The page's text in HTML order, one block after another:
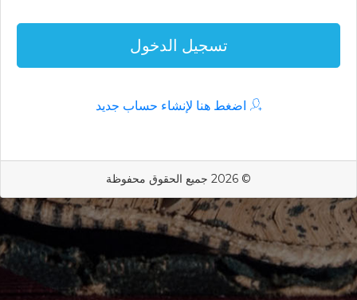
تسجيل الدخول
اضغط هنا لإنشاء حساب جديد
© 2026 جميع الحقوق محفوظة